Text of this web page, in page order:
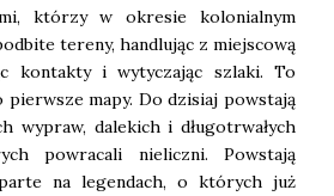
którzy w okresie kolonialnym
tereny, handlując z miejscową
kontakty i wytyczając szlaki. To
mapy. Do dzisiaj powstają
wypraw, dalekich i długotrwałych
powracali nieliczni. Powstają
na legendach, o których już